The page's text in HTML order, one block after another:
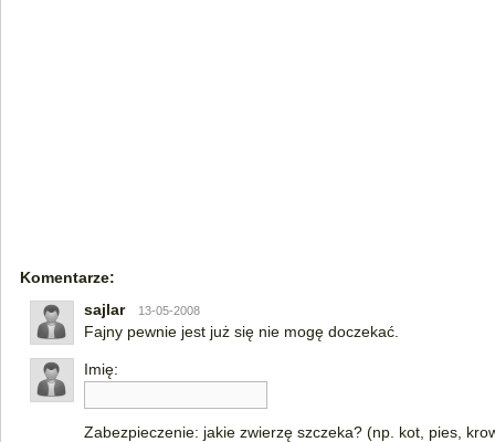
Komentarze:
sajlar
13-05-2008
Fajny pewnie jest już się nie mogę doczekać.
Imię:
Zabezpieczenie: jakie zwierzę szczeka? (np. kot, pies,